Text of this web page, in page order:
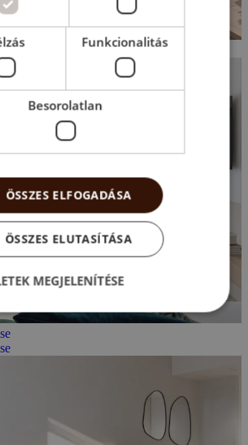
Funkcionalitás
Besorolatlan
ÖSSZES ELFOGADÁSA
ÖSSZES ELUTASÍTÁSA
MEGJELENÍTÉSE